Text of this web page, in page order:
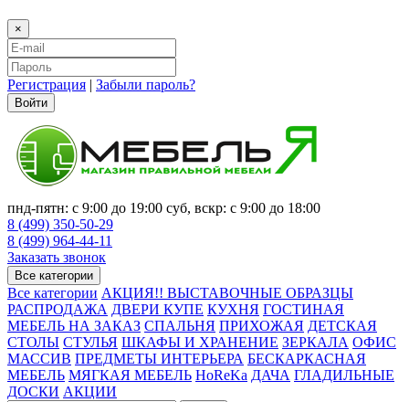
×
Регистрация | Забыли пароль?
Войти
пнд-пятн: с 9:00 до 19:00 суб, вскр: с 9:00 до 18:00
8 (499) 350-50-29
8 (499) 964-44-11
Заказать звонок
Все категории
Все категории АКЦИЯ!! ВЫСТАВОЧНЫЕ ОБРАЗЦЫ
РАСПРОДАЖА ДВЕРИ КУПЕ КУХНЯ ГОСТИНАЯ
МЕБЕЛЬ НА ЗАКАЗ СПАЛЬНЯ ПРИХОЖАЯ ДЕТСКАЯ
СТОЛЫ СТУЛЬЯ ШКАФЫ И ХРАНЕНИЕ ЗЕРКАЛА ОФИС
МАССИВ ПРЕДМЕТЫ ИНТЕРЬЕРА БЕСКАРКАСНАЯ
МЕБЕЛЬ МЯГКАЯ МЕБЕЛЬ HoReKa ДАЧА ГЛАДИЛЬНЫЕ
ДОСКИ АКЦИИ